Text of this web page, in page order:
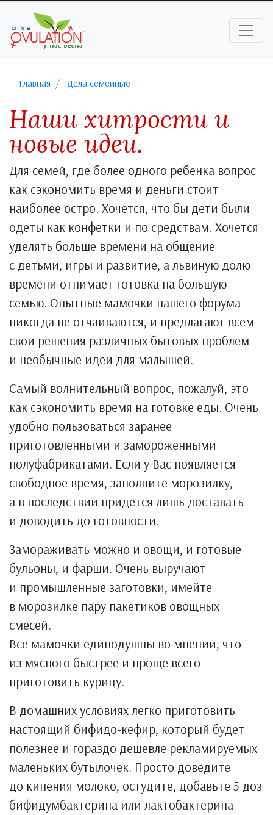
Главная Дела семейные
Наши хитрости и
новые идеи.
Для семей, где более одного ребенка вопрос
как сэкономить время и деньги стоит
наиболее остро. Хочется, что бы дети были
одеты как конфетки и по средствам. Хочется
уделять больше времени на общение
с детьми, игры и развитие, а львиную долю
времени отнимает готовка на большую
семью. Опытные мамочки нашего форума
никогда не отчаиваются, и предлагают всем
свои решения различных бытовых проблем
и необычные идеи для малышей.
Самый волнительный вопрос, пожалуй, это
как сэкономить время на готовке еды. Очень
удобно пользоваться заранее
приготовленными и замороженными
полуфабрикатами. Если у Вас появляется
свободное время, заполните морозилку,
а в последствии придется лишь доставать
и доводить до готовности.
Замораживать можно и овощи, и готовые
бульоны, и фарши. Очень выручают
и промышленные заготовки, имейте
в морозилке пару пакетиков овощных
смесей.
Все мамочки единодушны во мнении, что
из мясного быстрее и проще всего
приготовить курицу.
В домашних условиях легко приготовить
настоящий бифидо-кефир, который будет
полезнее и гораздо дешевле рекламируемых
маленьких бутылочек. Просто доведите
до кипения молоко, остудите, добавьте 5 доз
бифидумбактерина или лактобактерина